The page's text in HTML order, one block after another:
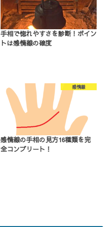
手相で惚れやすさを診断！ポイン
トは感情線の確度
感情線
感情線の手相の見方16種類を完
全コンプリート！